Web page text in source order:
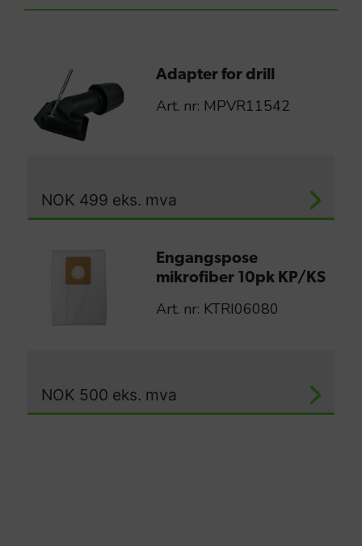
Adapter for drill
Art. nr: MPVR11542
NOK 499 eks. mva
Engangspose
mikrofiber 10pk KP/KS
Art. nr: KTRI06080
NOK 500 eks. mva